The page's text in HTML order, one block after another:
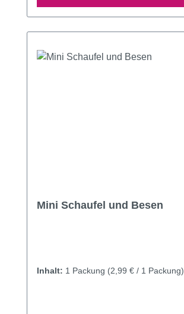
Mini Schaufel und Besen
Inhalt: 1 Packung (2,99 € / 1 Packung)